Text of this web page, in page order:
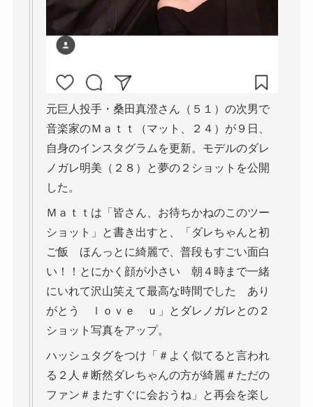
元巨人投手・桑田真澄さん（５１）の次男で
音楽家のＭａｔｔ（マット、２４）が９日、
自身のインスタグラムを更新。モデルのダレ
ノガレ明美（２８）と夢の２ショットを公開
した。
Ｍａｔｔは「皆さん、お待ちかねのこのツー
ショット」と書き出すと、「ダレちゃんと初
ご飯 ほんっとに綺麗で、普段もすごい面白
い！！とにかく顔が小さい 朝４時まで一緒
にいれて沢山笑えて最高な時間でした あり
がとう ｌｏｖｅ ｕ」とダレノガレとの２
ショット写真をアップ。
ハッシュタグをつけ「＃よく似てると言われ
る２人＃断然ダレちゃんの方が綺麗＃ただの
ファン＃またすぐに会おうね」と再会を楽し